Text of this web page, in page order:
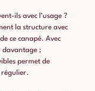
ils avec l’usage ?
la structure avec
ce canapé. Avec
davantage ;
permet de
régulier.